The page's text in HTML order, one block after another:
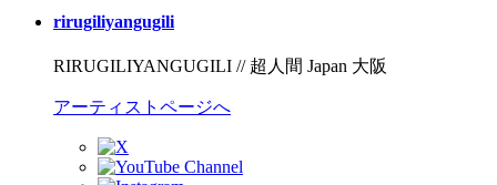
rirugiliyangugili
RIRUGILIYANGUGILI // 超人間 Japan 大阪
アーティストページへ